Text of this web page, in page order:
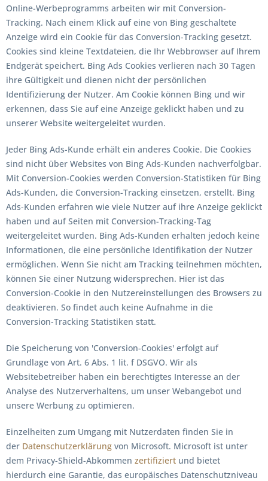
Online-Werbeprogramms arbeiten wir mit Conversion-
Tracking. Nach einem Klick auf eine von Bing geschaltete
Anzeige wird ein Cookie für das Conversion-Tracking gesetzt.
Cookies sind kleine Textdateien, die Ihr Webbrowser auf Ihrem
Endgerät speichert. Bing Ads Cookies verlieren nach 30 Tagen
ihre Gültigkeit und dienen nicht der persönlichen
Identifizierung der Nutzer. Am Cookie können Bing und wir
erkennen, dass Sie auf eine Anzeige geklickt haben und zu
unserer Website weitergeleitet wurden.
Jeder Bing Ads-Kunde erhält ein anderes Cookie. Die Cookies
sind nicht über Websites von Bing Ads-Kunden nachverfolgbar.
Mit Conversion-Cookies werden Conversion-Statistiken für Bing
Ads-Kunden, die Conversion-Tracking einsetzen, erstellt. Bing
Ads-Kunden erfahren wie viele Nutzer auf ihre Anzeige geklickt
haben und auf Seiten mit Conversion-Tracking-Tag
weitergeleitet wurden. Bing Ads-Kunden erhalten jedoch keine
Informationen, die eine persönliche Identifikation der Nutzer
ermöglichen. Wenn Sie nicht am Tracking teilnehmen möchten,
können Sie einer Nutzung widersprechen. Hier ist das
Conversion-Cookie in den Nutzereinstellungen des Browsers zu
deaktivieren. So findet auch keine Aufnahme in die
Conversion-Tracking Statistiken statt.
Die Speicherung von 'Conversion-Cookies' erfolgt auf
Grundlage von Art. 6 Abs. 1 lit. f DSGVO. Wir als
Websitebetreiber haben ein berechtigtes Interesse an der
Analyse des Nutzerverhaltens, um unser Webangebot und
unsere Werbung zu optimieren.
Einzelheiten zum Umgang mit Nutzerdaten finden Sie in
der Datenschutzerklärung von Microsoft. Microsoft ist unter
dem Privacy-Shield-Abkommen zertifiziert und bietet
hierdurch eine Garantie, das europäisches Datenschutzniveau